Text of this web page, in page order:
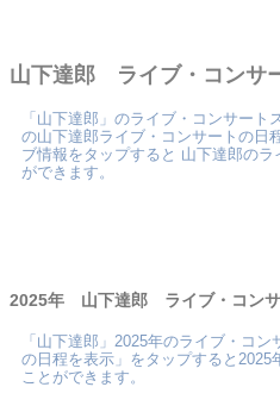
山下達郎 ライブ・コンサ
「山下達郎」のライブ・コンサー
の山下達郎ライブ・コンサートの日
ブ情報をタップすると 山下達郎の
ができます。
2025年 山下達郎 ライブ・コン
「山下達郎」2025年のライブ・コ
の日程を表示」をタップすると2025
ことができます。